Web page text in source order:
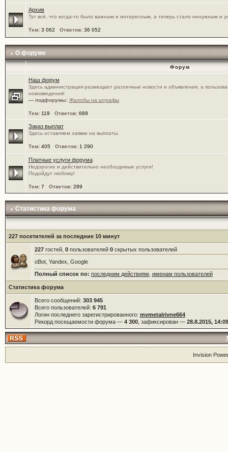
Архив
Тут всё, что когда-то было важным и интересным, а теперь стало ненужным и
Тем: 3 062 Ответов: 36 052
О форуме
Форум
Наш форум
Здесь администрация размещает различные новости и объявления, а
нововведения!
— подфорумы: Жалобы на штрафы
Тем: 119 Ответов: 689
Заказ выплат
Здесь оставляем заявки на выплаты.
Тем: 405 Ответов: 1 290
Платные услуги форума
Недорогие и действительно необходимые услуги!
Подойдут любому!
Тем: 7 Ответов: 289
Статистика форума
227 посетителей за последние 10 минут
227гостей, 0пользователей 0скрытых пользователей
oBot, Yandex, Google
Полный список по: последним действиям именам пользователей
Статистика форума
Всего сообщений: 303 945
Всего пользователей: 6 791
Логин последнего зарегистрированного: mvmetalrivne664
Рекорд посещаемости форума — 4 300, зафиксирован — 28.8.2015, 14:09
Invision